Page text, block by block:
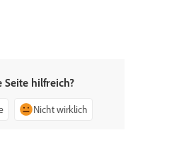
Seite hilfreich?
Nicht wirklich